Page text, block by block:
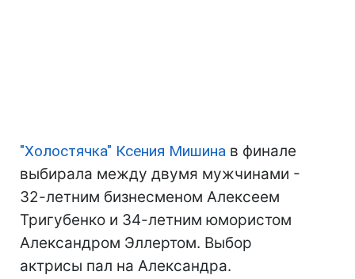
"Холостячка" Ксения Мишина в финале
выбирала между двумя мужчинами -
32-летним бизнесменом Алексеем
Тригубенко и 34-летним юмористом
Александром Эллертом. Выбор
актрисы пал на Александра.